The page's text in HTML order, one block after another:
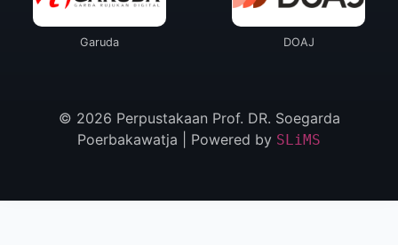
Garuda DOAJ
© 2026 Perpustakaan Prof. DR. Soegarda
Poerbakawatja | Powered by SLiMS